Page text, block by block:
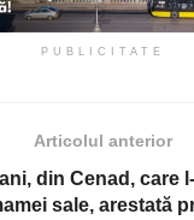
PUBLICITATE
Articolul anterior
din Cenad, care
sale, arestată